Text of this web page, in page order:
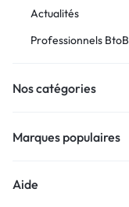
Actualités
Professionnels BtoB
Nos catégories
Marques populaires
Aide